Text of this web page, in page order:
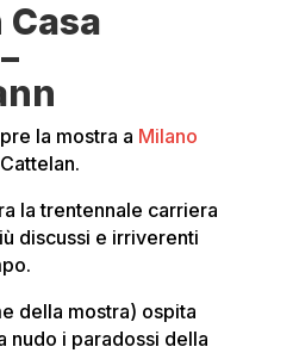
la mostra a Milano
la trentennale carriera
discussi e irriverenti
della mostra) ospita
nudo i paradossi della